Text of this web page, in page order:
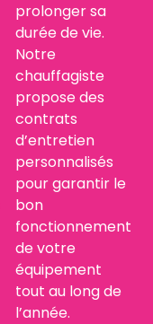
prolonger sa
durée de vie.
Notre
chauffagiste
propose des
contrats
d’entretien
personnalisés
pour garantir le
bon
fonctionnement
de votre
équipement
tout au long de
l’année.